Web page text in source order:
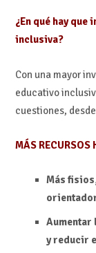
¿En qué hay
inclusiva?
Con una mayor
educativo
cuestiones,
MÁS RECURSOS
Más
Aumentar
y reducir